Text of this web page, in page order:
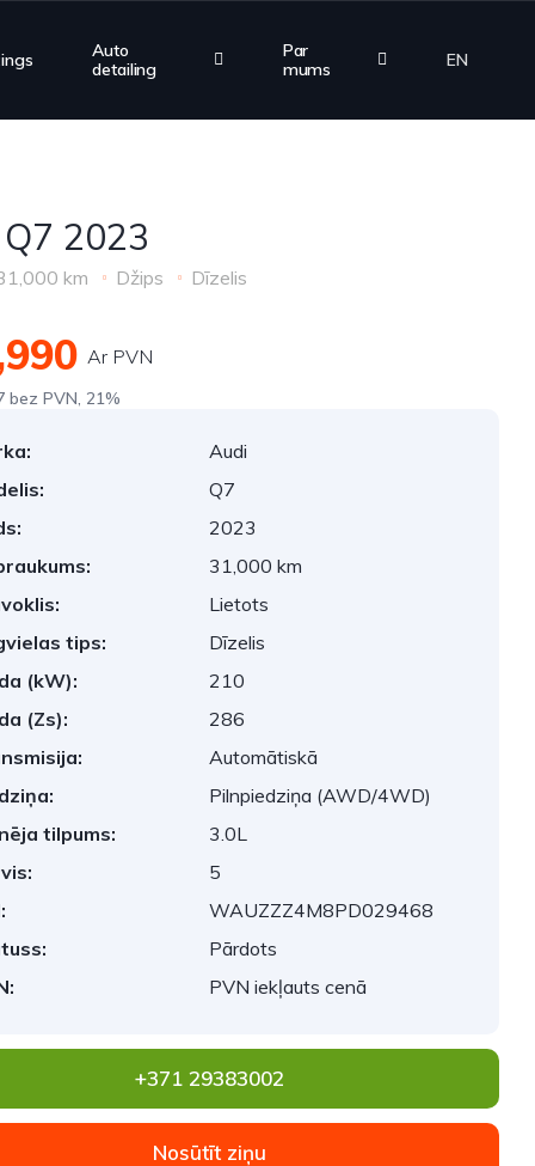
Auto
detailing
Par
mums
EN
2023
km Džips Dīzelis
Ar PVN
bez PVN, 21%
Audi
Q7
2023
31,000 km
Lietots
tips:
Dīzelis
(kW):
210
(Zs):
286
Automātiskā
Pilnpiedziņa (AWD/4WD)
tilpums:
3.0L
5
WAUZZZ4M8PD029468
Pārdots
PVN iekļauts cenā
+371 29383002
Nosūtīt ziņu